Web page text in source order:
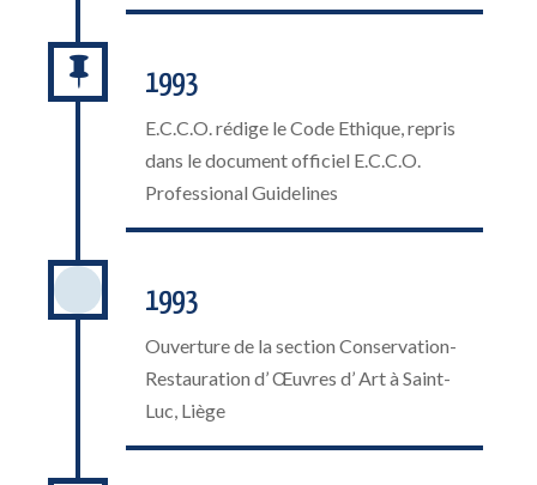
 1993
E.C.C.O. rédige le Code Ethique, repris
dans le document officiel E.C.C.O.
Professional Guidelines
1993
Ouverture de la section Conservation-
Restauration d’ Œuvres d’ Art à Saint-
Luc, Liège